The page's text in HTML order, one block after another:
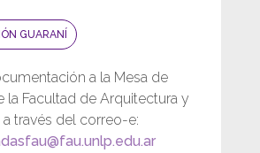
GUARANÍ
a la Mesa de
la Facultad de Arquitectura y
través del correo-e: